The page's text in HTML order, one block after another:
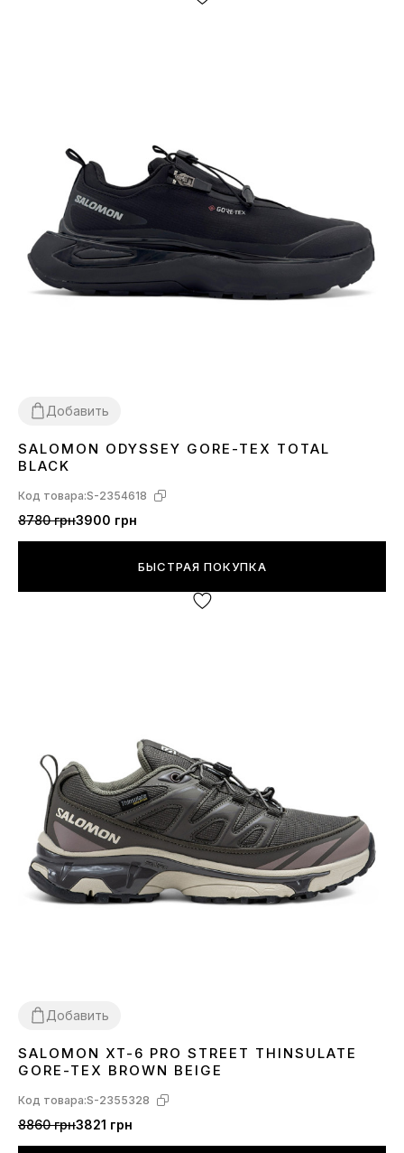
Добавить
414243 44 45
SALOMON ODYSSEY GORE-TEX TOTAL
BLACK
Код товара:S-2354618
8780 грн3900 грн
БЫСТРАЯ ПОКУПКА
Добавить
414243 44 45 46
SALOMON XT-6 PRO STREET THINSULATE
GORE-TEX BROWN BEIGE
Код товара:S-2355328
8860 грн3821 грн